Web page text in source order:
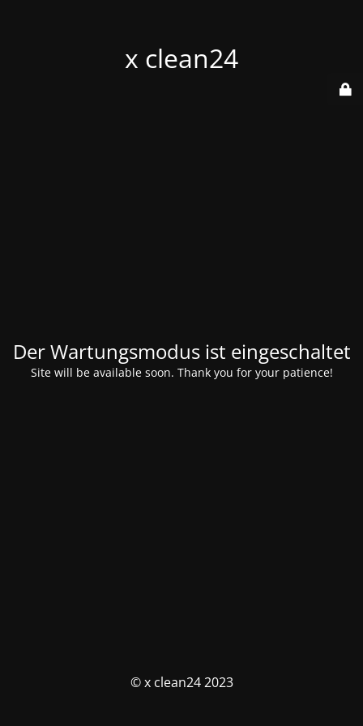
x clean24
Der Wartungsmodus ist eingeschaltet
Site will be available soon. Thank you for your patience!
© x clean24 2023